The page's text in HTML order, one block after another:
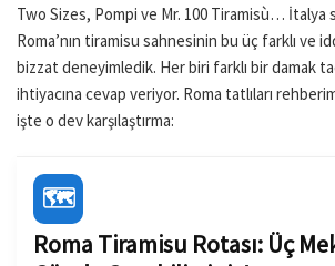
Two Sizes, Pompi ve Mr. 100 Tiramisù… İtalya
Roma’nın tiramisu sahnesinin bu üç farklı ve
bizzat deneyimledik. Her biri farklı bir damak
ihtiyacına cevap veriyor. Roma tatlıları
işte o dev karşılaştırma:
🗺️
Roma Tiramisu Rotası: Üç